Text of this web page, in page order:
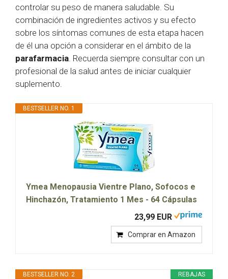
controlar su peso de manera saludable. Su
combinación de ingredientes activos y su efecto
sobre los síntomas comunes de esta etapa hacen
de él una opción a considerar en el ámbito de la
parafarmacia . Recuerda siempre consultar con un
profesional de la salud antes de iniciar cualquier
suplemento.
BESTSELLER NO. 1
Ymea Menopausia Vientre Plano, Sofocos e
Hinchazón, Tratamiento 1 Mes - 64 Cápsulas
23,99 EUR
Comprar en Amazon
REBAJAS
BESTSELLER NO. 2